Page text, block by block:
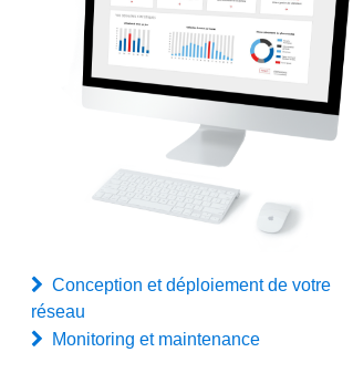
Conception et déploiement de votre
réseau
Monitoring et maintenance